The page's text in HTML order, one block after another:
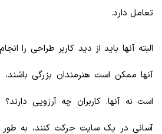
تعامل دارد.
البته آنها باید از دید کاربر طراحی را
آنها ممکن است هنرمندان بزرگی باشند،
است نه آنها. کاربران چه آرزویی
آسانی در یک سایت حرکت کنند، به